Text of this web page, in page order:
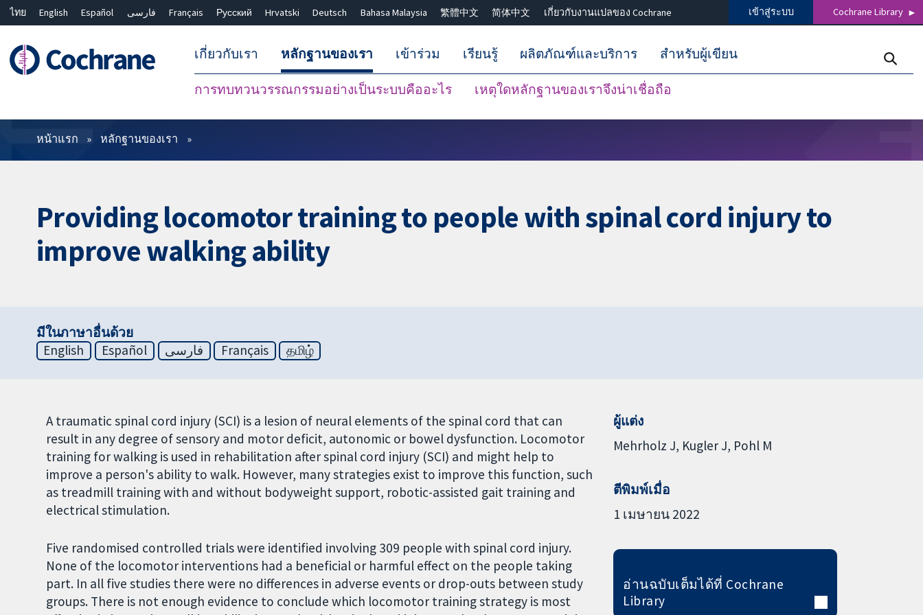
ไทย English Español فارسی Français Русский Hrvatski Deutsch Bahasa Malaysia 繁體中文 简体中文 เกี่ยวกับงานแปลของ Cochrane เข้าสู่ระบบ Cochrane Library
เกี่ยวกับเรา หลักฐานของเรา
การทบทวนวรรณกรรมอย่างเป็นระบบคืออะไร เหตุใดหลักฐานของเราจึงน่าเชื่อถือ
เข้าร่วม เรียนรู้ ผลิตภัณฑ์และบริการ สำหรับผู้เขียน
ตัวกรอง
หน้าแรก หลักฐานของเรา
Providing locomotor training to people with spinal cord injury to
improve walking ability
มีในภาษาอื่นด้วย
English
Español فارسی Français தமிழ்
A traumatic spinal cord injury (SCI) is a lesion of neural elements of the spinal cord that can
result in any degree of sensory and motor deficit, autonomic or bowel dysfunction. Locomotor
training for walking is used in rehabilitation after spinal cord injury (SCI) and might help to
improve a person's ability to walk. However, many strategies exist to improve this function, such
as treadmill training with and without bodyweight support, robotic-assisted gait training and
electrical stimulation.
Five randomised controlled trials were identified involving 309 people with spinal cord injury.
None of the locomotor interventions had a beneficial or harmful effect on the people taking
part. In all five studies there were no differences in adverse events or drop-outs between study
groups. There is not enough evidence to conclude which locomotor training strategy is most
ผู้แต่ง
Mehrholz J Kugler J Pohl M
ตีพิมพ์เมื่อ
1 เมษายน 2022
อ่านฉบับเต็มได้ที่ Cochrane
Library